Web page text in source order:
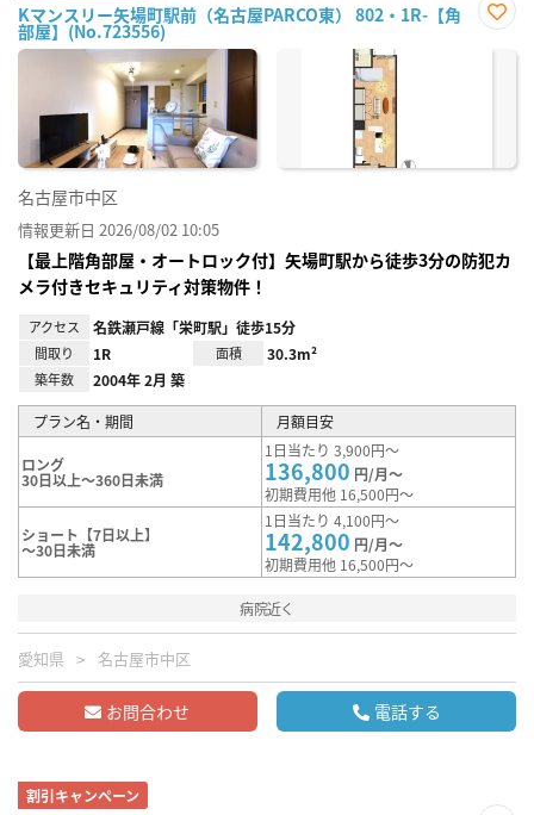
Kマンスリー矢場町駅前（名古屋PARCO東） 802・1R-【角
部屋】(No.723556)
に入
名古屋市中区
情報更新日 2026/08/02 10:05
【最上階角部屋・オートロック付】矢場町駅から徒歩3分の防犯カ
メラ付きセキュリティ対策物件！
アクセス 名鉄瀬戸線「栄町駅」徒歩15分
間取り 1R 面積 30.3m²
築年数 2004年 2月 築
プラン名・期間 月額目安
ロング
30日以上～360日未満
1日当たり 3,900円～
136,800 円/月～
初期費用他 16,500円～
ショート【7日以上】
～30日未満
1日当たり 4,100円～
142,800 円/月～
初期費用他 16,500円～
病院近く
愛知県 名古屋市中区
お問合わせ 電話する
割引キャンペーン